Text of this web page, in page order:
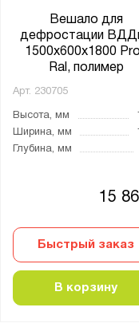
Вешало для
дефростации
1500x600x1800
Ral, полимер
Арт. 230705
Высота, мм
Ширина, мм
Глубина, мм
15
Быстрый заказ
В корзину